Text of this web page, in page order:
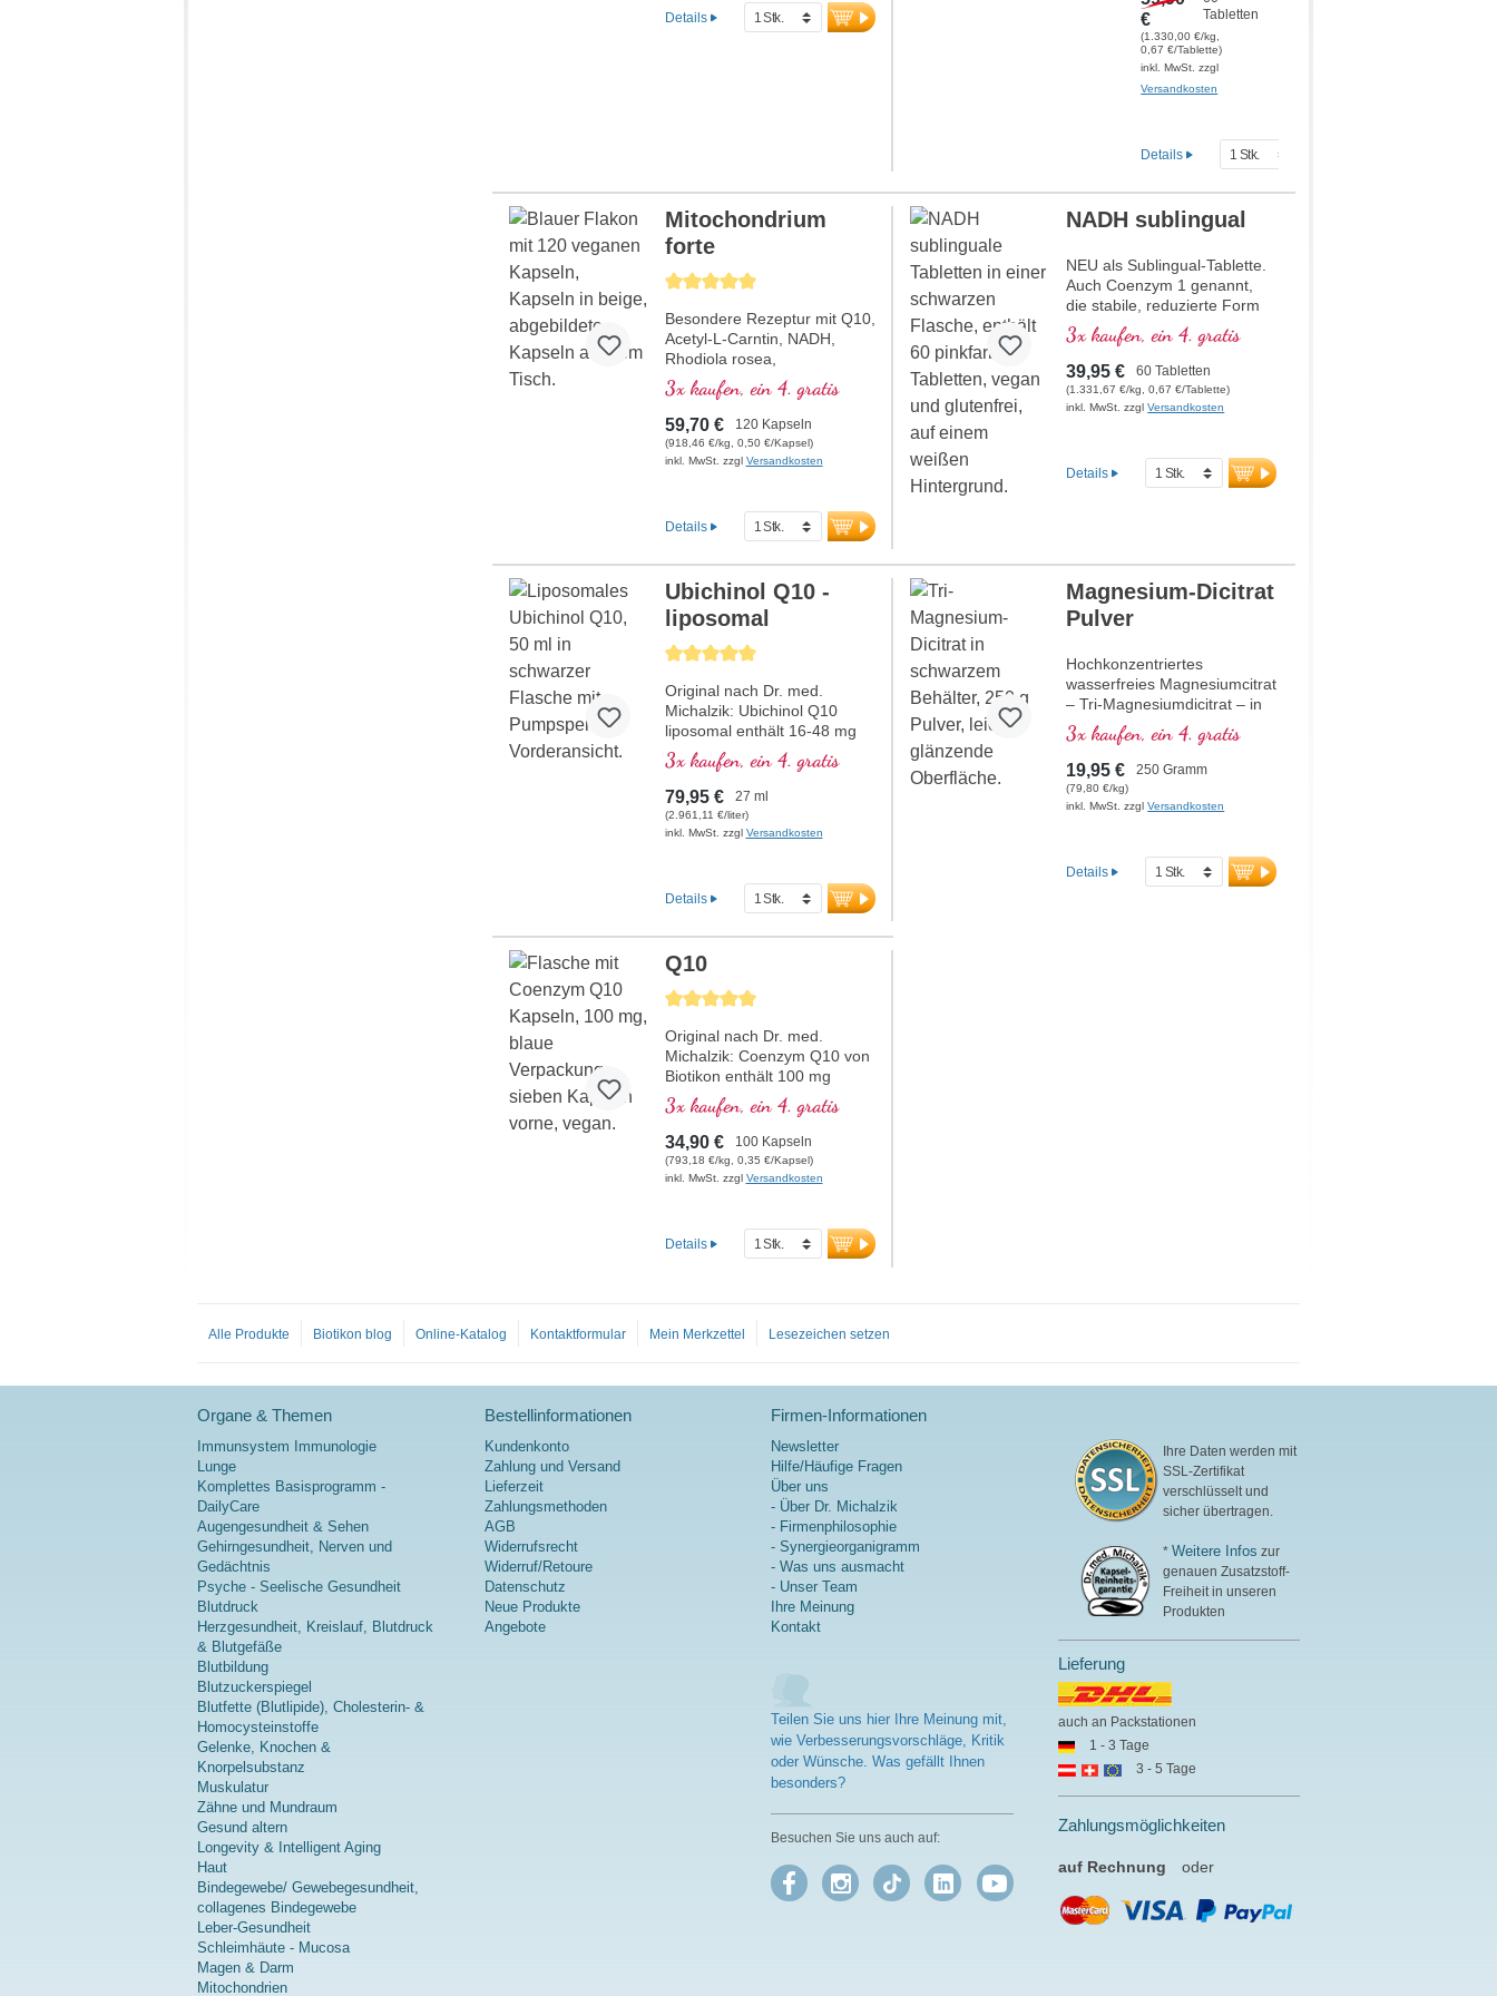
aluminiumfrei.
mehr Informationen zu
Details
Hochwertige
Rezeptur mit
NADH, bioaktivem
Vitamin B12,
veganem Vitamin
D3. Als Sublingual-
Tablette zur
Aufnahme schon
über die
Mundschleimhaut.
€
Tabletten
(1.330,00 €/kg,
0,67 €/Tablette)
inkl. MwSt. zzgl
Versandkosten
Details
Durchschnittliche Bewertung von 5 von 5 Sternen
Mitochondrium
forte
Besondere Rezeptur mit Q10,
Acetyl-L-Carntin, NADH,
Rhodiola rosea,
Phosphatidylserin, Glutathion,
Cordyceps und Kupfer,
welches zu einem normalen
Stoffwechsel zur
Energiegewinnung beiträgt (in
3x kaufen, ein 4. gratis
59,70 € 120 Kapseln
(918,46 €/kg, 0,50 €/Kapsel)
inkl. MwSt. zzgl Versandkosten
Details
NADH sublingual
NEU als Sublingual-Tablette.
Auch Coenzym 1 genannt,
die stabile, reduzierte Form
von NAD.
• kein Nano-NADH, keine
Nano-Partikel!
• Sublingual zur besseren
Aufnahme über die
• Im Violettglas
3x kaufen, ein 4. gratis
39,95 € 60 Tabletten
(1.331,67 €/kg, 0,67 €/Tablette)
inkl. MwSt. zzglVersandkosten
Details
Durchschnittliche Bewertung von 5 von 5 Sternen
Ubichinol Q10 -
liposomal
Original nach Dr. med.
Michalzik: Ubichinol Q10
liposomal enthält 16-48 mg
Ubichinol (Coenzym Q10) pro
Tagesdosis. Dieses
hochwertige
Nahrungsergänzungsmittel ist
frei von Zusatzstoffen und
ist aluminiumfrei.
mehr Informationen zu
Ubichinol Q10 - liposomal
3x kaufen, ein 4. gratis
79,95 € 27 ml
(2.961,11 €/liter)
inkl. MwSt. zzgl Versandkosten
Details
Magnesium-Dicitrat
Pulver
Hochkonzentriertes
wasserfreies Magnesiumcitrat
– Tri-Magnesiumdicitrat – in
besonders bioverfügbarer
Qualität, 3-Monats-Packung
3x kaufen, ein 4. gratis
19,95 € 250 Gramm
(79,80 €/kg)
inkl. MwSt. zzglVersandkosten
Details
Durchschnittliche Bewertung von 5 von 5 Sternen
Q10
Original nach Dr. med.
Michalzik: Coenzym Q10 von
Biotikon enthält 100 mg
reines Coenzym Q10 pro
Kapsel. Dieses wertvolle
Antioxidans unterstützt die
Zellgesundheit und wird
durch einen natürlichen
biologischen Form verfügbar
und frei von jeglichen
aluminiumfreien Versiegelung
mehr Informationen zu
3x kaufen, ein 4. gratis
34,90 € 100 Kapseln
(793,18 €/kg, 0,35 €/Kapsel)
inkl. MwSt. zzgl Versandkosten
Details
Alle Produkte Biotikon blog Online-Katalog Kontaktformular Mein Merkzettel Lesezeichen setzen
Organe & Themen
Immunsystem Immunologie
Lunge
Komplettes Basisprogramm -
DailyCare
Augengesundheit & Sehen
Gehirngesundheit, Nerven und
Gedächtnis
Psyche - Seelische Gesundheit
Blutdruck
Herzgesundheit, Kreislauf, Blutdruck
& Blutgefäße
Blutbildung
Blutzuckerspiegel
Blutfette (Blutlipide), Cholesterin- &
Homocysteinstoffe
Gelenke, Knochen &
Knorpelsubstanz
Muskulatur
Zähne und Mundraum
Gesund altern
Longevity & Intelligent Aging
Haut
Bindegewebe/ Gewebegesundheit,
collagenes Bindegewebe
Leber-Gesundheit
Schleimhäute - Mucosa
Magen & Darm
Mitochondrien
Bestellinformationen
Kundenkonto
Zahlung und Versand
Lieferzeit
Zahlungsmethoden
AGB
Widerrufsrecht
Widerruf/Retoure
Datenschutz
Neue Produkte
Angebote
Firmen-Informationen
Newsletter
Hilfe/Häufige Fragen
Über uns
- Über Dr. Michalzik
- Firmenphilosophie
- Synergieorganigramm
- Was uns ausmacht
- Unser Team
Ihre Meinung
Kontakt
Teilen Sie uns hier Ihre Meinung mit,
wie Verbesserungsvorschläge, Kritik
oder Wünsche. Was gefällt Ihnen
besonders?
Besuchen Sie uns auch auf:
Ihre Daten werden mit
SSL-Zertifikat
verschlüsselt und
sicher übertragen.
*Weitere Infos zur
genauen Zusatzstoff-
Freiheit in unseren
Produkten
Lieferung
auch an Packstationen
1 - 3 Tage
3 - 5 Tage
Zahlungsmöglichkeiten
auf Rechnung oder